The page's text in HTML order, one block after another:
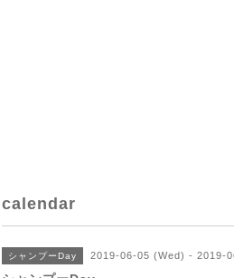
calendar
シャンプーDay 2019-06-05 (Wed) - 2019-